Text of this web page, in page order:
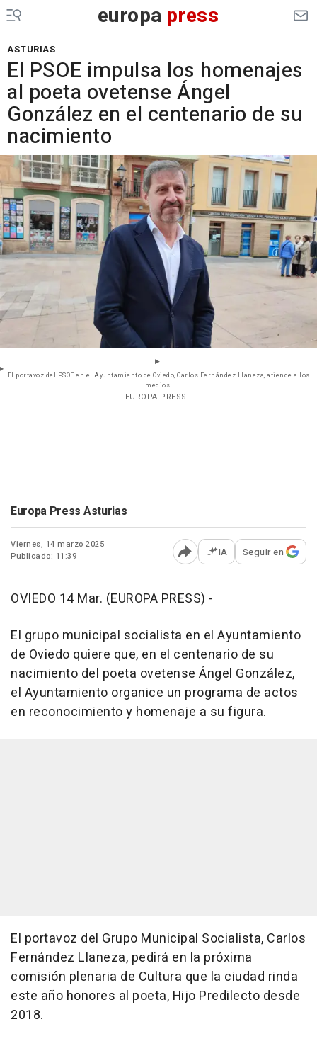
europa press
ASTURIAS
El PSOE impulsa los homenajes
al poeta ovetense Ángel
González en el centenario de su
nacimiento
El portavoz del PSOE en el Ayuntamiento de Oviedo, Carlos Fernández Llaneza, atiende a los
medios.
- EUROPA PRESS
Europa Press Asturias
Viernes, 14 marzo 2025
Publicado: 11:39
Abrir opciones para
IA Seguir en
OVIEDO 14 Mar. (EUROPA PRESS) -
El grupo municipal socialista en el Ayuntamiento
de Oviedo quiere que, en el centenario de su
nacimiento del poeta ovetense Ángel González,
el Ayuntamiento organice un programa de actos
en reconocimiento y homenaje a su figura.
El portavoz del Grupo Municipal Socialista, Carlos
Fernández Llaneza, pedirá en la próxima
comisión plenaria de Cultura que la ciudad rinda
este año honores al poeta, Hijo Predilecto desde
2018.